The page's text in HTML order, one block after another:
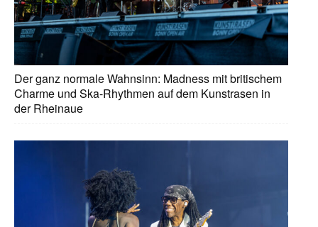
Der ganz normale Wahnsinn: Madness mit britischem
Charme und Ska-Rhythmen auf dem Kunstrasen in
der Rheinaue